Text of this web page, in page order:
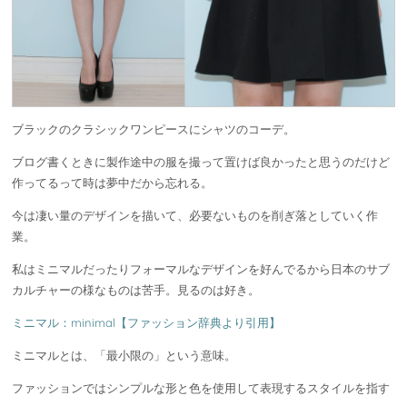
ブラックのクラシックワンピースにシャツのコーデ。
ブログ書くときに製作途中の服を撮って置けば良かったと思うのだけど
作ってるって時は夢中だから忘れる。
今は凄い量のデザインを描いて、必要ないものを削ぎ落としていく作
業。
私はミニマルだったりフォーマルなデザインを好んでるから日本のサブ
カルチャーの様なものは苦手。見るのは好き。
ミニマル：minimal【ファッション辞典より引用】
ミニマルとは、「最小限の」という意味。
ファッションではシンプルな形と色を使用して表現するスタイルを指す